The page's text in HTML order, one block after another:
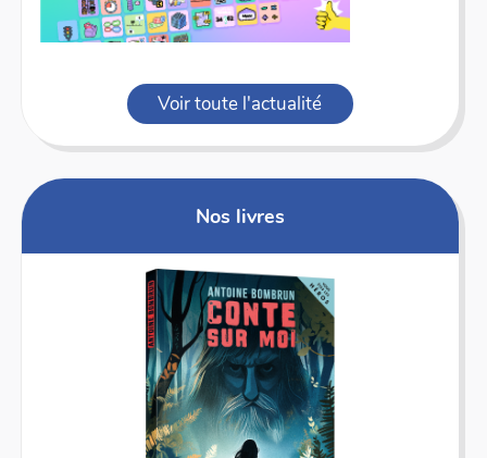
Voir toute l'actualité
Nos livres